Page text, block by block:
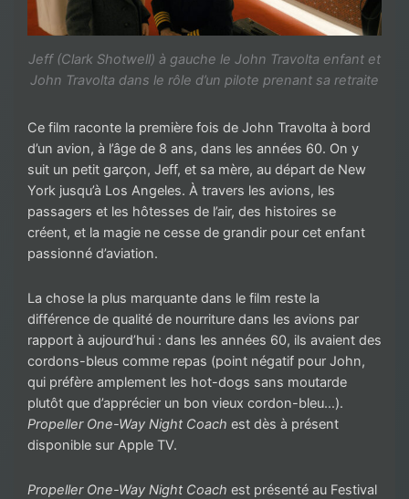
Jeff (Clark Shotwell) à gauche le John Travolta enfant et
John Travolta dans le rôle d’un pilote prenant sa retraite
Ce film raconte la première fois de John Travolta à bord
d’un avion, à l’âge de 8 ans, dans les années 60. On y
suit un petit garçon, Jeff, et sa mère, au départ de New
York jusqu’à Los Angeles. À travers les avions, les
passagers et les hôtesses de l’air, des histoires se
créent, et la magie ne cesse de grandir pour cet enfant
passionné d’aviation.
La chose la plus marquante dans le film reste la
différence de qualité de nourriture dans les avions par
rapport à aujourd’hui : dans les années 60, ils avaient des
cordons-bleus comme repas (point négatif pour John,
qui préfère amplement les hot-dogs sans moutarde
plutôt que d’apprécier un bon vieux cordon-bleu…).
Propeller One-Way Night Coach est dès à présent
disponible sur Apple TV.
Propeller One-Way Night Coach est présenté au Festival